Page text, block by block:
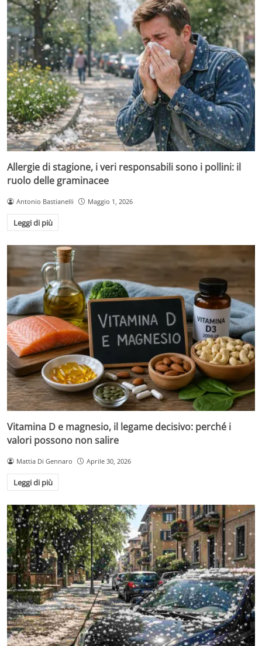
Allergie di stagione, i veri responsabili sono i pollini: il
ruolo delle graminacee
Antonio Bastianelli Maggio 1, 2026
Leggi di più
Vitamina D e magnesio, il legame decisivo: perché i
valori possono non salire
Mattia Di Gennaro Aprile 30, 2026
Leggi di più